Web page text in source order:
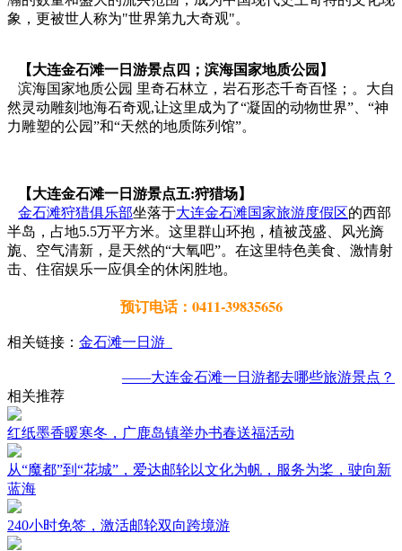
象，更被世人称为"世界第九大奇观"。
【大连金石滩一日游景点四；滨海国家地质公园】
滨海国家地质公园 里奇石林立，岩石形态千奇百怪；。大自
然灵动雕刻地海石奇观,让这里成为了“凝固的动物世界”、“神
力雕塑的公园”和“天然的地质陈列馆”。
【大连金石滩一日游景点五:狩猎场】
金石滩狩猎俱乐部坐落于大连金石滩国家旅游度假区的西部
半岛，占地5.5万平方米。这里群山环抱，植被茂盛、风光旖
旎、空气清新，是天然的“大氧吧”。在这里特色美食、激情射
击、住宿娱乐一应俱全的休闲胜地。
预订电话：0411-39835656
相关链接： 金石滩一日游
——大连金石滩一日游都去哪些旅游景点？
相关推荐
红纸墨香暖寒冬，广鹿岛镇举办书春送福活动
从“魔都”到“花城”，爱达邮轮以文化为帆，服务为桨，驶向新
蓝海
240小时免签，激活邮轮双向跨境游